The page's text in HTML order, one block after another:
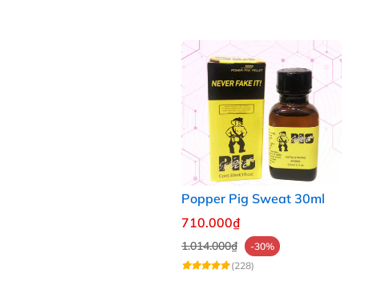
Popper Pig Sweat 30ml
710.000₫
1.014.000₫
-30%
(228)